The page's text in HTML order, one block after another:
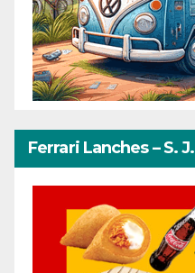
Ferrari Lanches – S.